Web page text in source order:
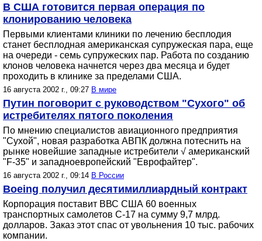
В США готовится первая операция по
клонированию человека
Первыми клиентами клиники по лечению бесплодия
станет бесплодная американская супружеская пара, еще
на очереди - семь супружеских пар. Работа по созданию
клонов человека начнется через два месяца и будет
проходить в клинике за пределами США.
16 августа 2002 г., 09:27 В мире
Путин поговорит с руководством "Сухого" об
истребителях пятого поколения
По мнению специалистов авиационного предприятия
"Сухой", новая разработка АВПК должна потеснить на
рынке новейшие западные истребители √ американский
"F-35" и западноевропейский "Еврофайтер".
16 августа 2002 г., 09:14 В России
Boeing получил десятимиллиардный контракт
Корпорация поставит ВВС США 60 военных
транспортных самолетов C-17 на сумму 9,7 млрд.
долларов. Заказ этот спас от увольнения 10 тыс. рабочих
компании.